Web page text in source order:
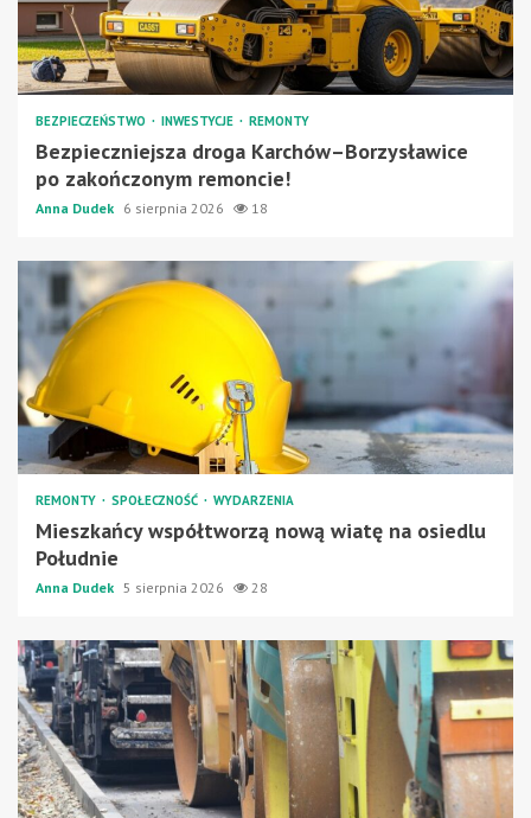
BEZPIECZEŃSTWO INWESTYCJE REMONTY
Bezpieczniejsza droga Karchów–Borzysławice
po zakończonym remoncie!
Anna Dudek 6 sierpnia 2026 18
REMONTY SPOŁECZNOŚĆ WYDARZENIA
Mieszkańcy współtworzą nową wiatę na osiedlu
Południe
Anna Dudek 5 sierpnia 2026 28